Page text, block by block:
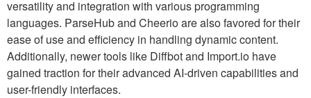
versatility and integration with various programming
languages. ParseHub and Cheerio are also favored for their
ease of use and efficiency in handling dynamic content.
Additionally, newer tools like Diffbot and Import.io have
gained traction for their advanced AI-driven capabilities and
user-friendly interfaces.